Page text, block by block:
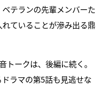
テランの先輩メンバーた
ていることが滲み出る鼎
トークは、後編に続く。
ラマの第5話も見逃せな